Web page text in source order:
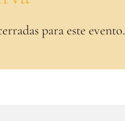
para este evento.